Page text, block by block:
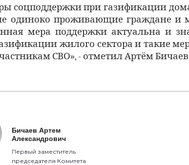
соцподдержки при газификации
одиноко проживающие граждане и
мера поддержки актуальна и
жилого сектора и такие
СВО», - отметил Артём
Бичаев Артем
Александрович
Первый заместитель
председателя Комитета